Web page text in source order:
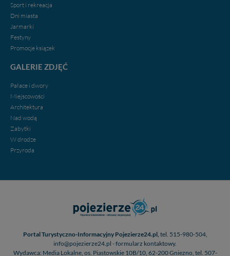
Sport i rekreacja
Dni miasta
Jarmarki
Festyny
Promocje ksiązek
GALERIE ZDJĘĆ
Pałace i dwory
Miejscowości
Architektura
Nad wodą
Zabytki
W drodze
Przyroda
Portal Turystyczno-Informacyjny Pojezierze24.pl, tel. 515-980-504,
info@pojezierze24.pl - formularz kontaktowy.
Wydawca: Media Lokalne, os. Piastowskie 10B/10, 62-200 Gniezno, tel. 507-
Twoich danych jest elementem usługi (przekazanie
danych z formularza kontaktowego, przekazanie danych
w przypadku rezerwacji usług typu: nocleg, czartery,
itp). Więcej informacji o zasadach i funkcjonalności
serwisu w
Administratorem Twoich danych jest firma: Media
Piastowskim 10B/10. Możesz z nami skontaktować się
za pośrednictwem tej
W każdej chwili możesz: zażądać dostępu do swoich
danych, zażądać ich poprawienia lub usunięcia,
zabronić ich przetwarzania. Pamiętaj jednak, że nie
zawsze jest możliwe techniczne zrealizowanie Twoich
tych plików - w pewnych przypadkach nie możemy tego
Pojezierze Gnieźnieńskie - odkrywaj i wypoczywaj...
Pojezierze Gnieźnieńskie - na weekend, wycieczkę,
wakacje...